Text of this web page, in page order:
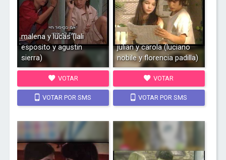
malena y lucas (lali
esposito y agustin
sierra)
VOTAR
VOTAR POR SMS
julian y carola (luciano
nobile y florencia padilla)
VOTAR
VOTAR POR SMS